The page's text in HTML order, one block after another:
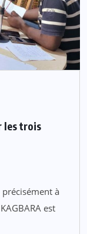
les trois
à
est